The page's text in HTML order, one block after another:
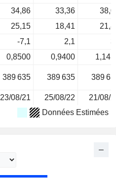
34,86 33,36
25,15 18,41
-7,1 2,1
0,8500 0,9400
389 635 389 635 389
23/08/21 25/08/22 21/08/
Données Estimées